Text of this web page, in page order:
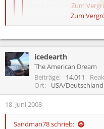
Weil er nie sex hatte....
Zum
:smt043Stimmt nie bei
da meine Freundin nicht
:smt039
Zum
icedearth
The American Dream
Beiträge
14.011
Ort
USA/Deutschland
18. Juni 2008
Sandman78 schrieb: